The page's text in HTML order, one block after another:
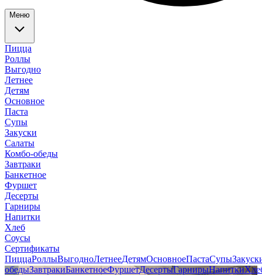
Меню
Пицца
Роллы
Выгодно
Летнее
Детям
Основное
Паста
Супы
Закуски
Салаты
Комбо-обеды
Завтраки
Банкетное
Фуршет
Десерты
Гарниры
Напитки
Хлеб
Соусы
Сертификаты
ПиццаРоллыВыгодноЛетнееДетямОсновноеПастаСупы
обедыЗавтракиБанкетноеФуршетДесертыГарнирыНапитки